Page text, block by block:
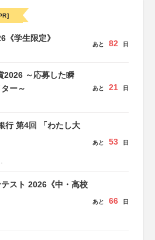
《学生限定》
あと 82 日
2026 ～応募した瞬
ー～
あと 21 日
行 第4回 「わたし大
あと 53 日
スト 2026《中・高校
あと 66 日